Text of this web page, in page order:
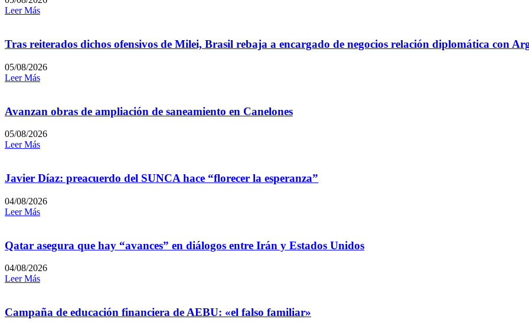
Leer Más
Tras reiterados dichos ofensivos de Milei, Brasil rebaja a encargado de negocios relación diplomática con
05/08/2026
Leer Más
Avanzan obras de ampliación de saneamiento en Canelones
05/08/2026
Leer Más
Javier Díaz: preacuerdo del SUNCA hace “florecer la esperanza”
04/08/2026
Leer Más
Qatar asegura que hay “avances” en diálogos entre Irán y Estados Unidos
04/08/2026
Leer Más
Campaña de educación financiera de AEBU: «el falso familiar»